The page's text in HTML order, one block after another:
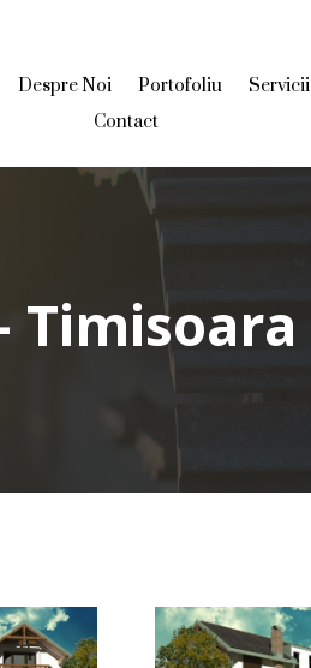
Despre Noi Portofoliu
Servicii
Contact
Timisoara